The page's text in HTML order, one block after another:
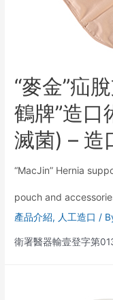
“麥金”疝
鶴牌”造口
滅菌) – 造
“MacJin” Hernia
pouch and
產品介紹, 人工造口 /
衛署醫器輸壹登字第